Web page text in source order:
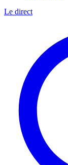
Le direct